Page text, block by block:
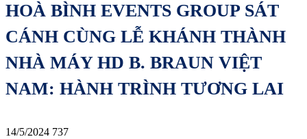
HOÀ BÌNH EVENTS GROUP SÁT
CÁNH CÙNG LỄ KHÁNH THÀNH
NHÀ MÁY HD B. BRAUN VIỆT
NAM: HÀNH TRÌNH TƯƠNG LAI
14/5/2024 737